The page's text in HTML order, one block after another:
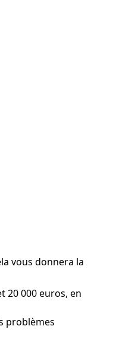
vous donnera la
20 000 euros, en
problèmes